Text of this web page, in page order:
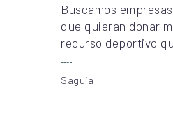
Buscamos
que quieran donar
recurso deportivo
Saguia